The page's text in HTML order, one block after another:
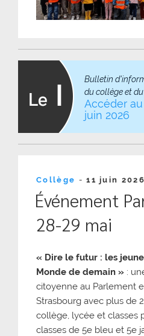
Bulletin
du collège et
Accéder au
juin 2026
Collège -Publié
11 juin 2026
Événement
28-29 mai
« Dire le futur : les
Monde de demain » :
citoyenne au Parlement
Strasbourg avec plus de
collège, lycée et classes
classes de 5e bleu et 5e